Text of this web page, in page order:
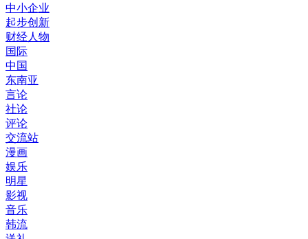
中小企业
起步创新
财经人物
国际
中国
东南亚
言论
社论
评论
交流站
漫画
娱乐
明星
影视
音乐
韩流